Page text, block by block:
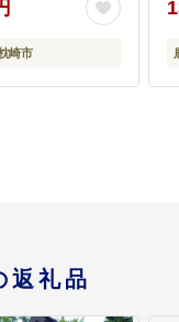
崎市
返礼品